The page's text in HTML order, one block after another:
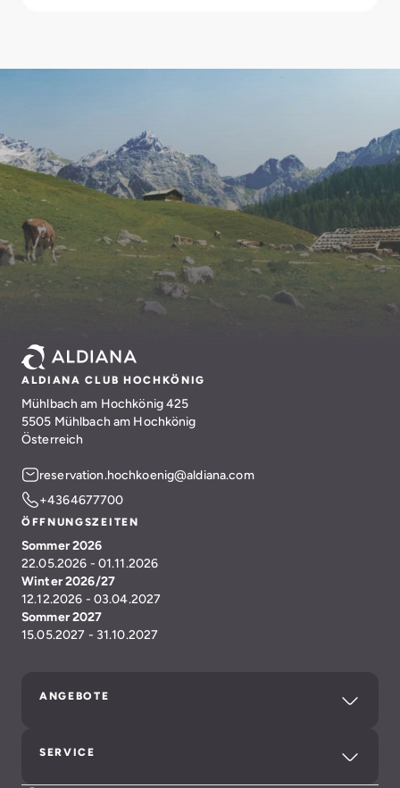
ALDIANA CLUB HOCHKÖNIG
Mühlbach am Hochkönig 425
5505 Mühlbach am Hochkönig
Österreich
reservation.hochkoenig@aldiana.com
+4364677700
ÖFFNUNGSZEITEN
Sommer 2026
22.05.2026 - 01.11.2026
Winter 2026/27
12.12.2026 - 03.04.2027
Sommer 2027
15.05.2027 - 31.10.2027
ANGEBOTE
SERVICE